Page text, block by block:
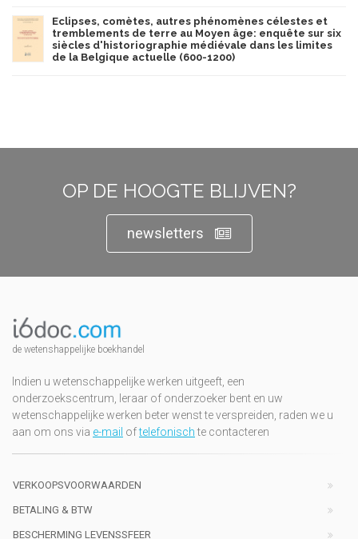
Eclipses, comètes, autres phénomènes célestes et
tremblements de terre au Moyen âge: enquête sur six
siècles d'historiographie médiévale dans les limites
de la Belgique actuelle (600-1200)
OP DE HOOGTE BLIJVEN?
newsletters
de wetenshappelijke boekhandel
Indien u wetenschappelijke werken uitgeeft, een
onderzoekscentrum, leraar of onderzoeker bent en uw
wetenschappelijke werken beter wenst te verspreiden, raden we u
aan om ons via e-mail oftelefonischte contacteren
VERKOOPSVOORWAARDEN
BETALING & BTW
BESCHERMING LEVENSSFEER